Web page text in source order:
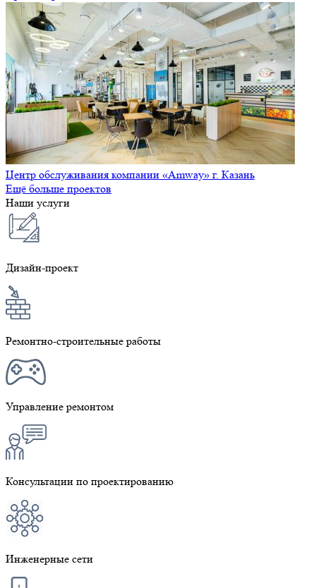
Центр обслуживания компании «Amway» г. Казань
Ещё больше проектов
Наши услуги
Дизайн-проект
Ремонтно-строительные работы
Управление ремонтом
Консультации по проектированию
Инженерные сети